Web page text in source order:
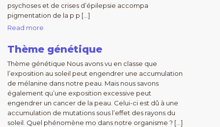
psychoses et de crises d’épilepsie accompa
pigmentation de la p p […]
Read more
Thème génétique
Thème génétique Nous avons vu en classe que
l’exposition au soleil peut engendrer une accumulation
de mélanine dans notre peau. Mais nous savons
également qu’une exposition excessive peut
engendrer un cancer de la peau. Celui-ci est dû à une
accumulation de mutations sous l’effet des rayons du
soleil. Quel phénomène mo dans notre organisme ? […]